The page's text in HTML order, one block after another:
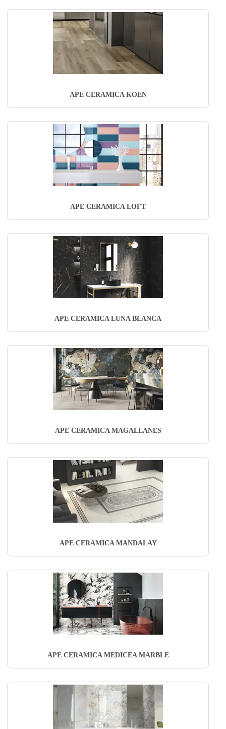
APE CERAMICA KOEN
APE CERAMICA LOFT
APE CERAMICA LUNA BLANCA
APE CERAMICA MAGALLANES
APE CERAMICA MANDALAY
APE CERAMICA MEDICEA MARBLE